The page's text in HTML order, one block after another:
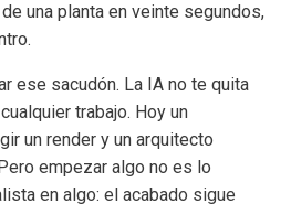
una planta en veinte segundos,
ese sacudón. La IA no te quita
trabajo. Hoy un
un render y un arquitecto
empezar algo no es lo
en algo: el acabado sigue